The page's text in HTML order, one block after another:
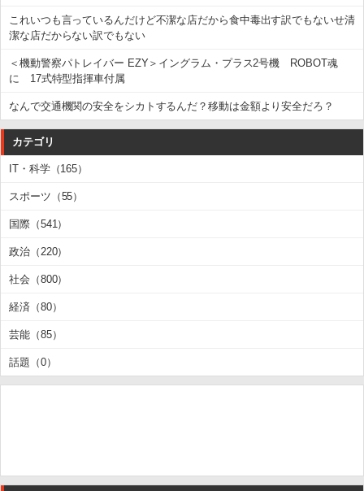
これいつも言っているんだけど不潔な店だから食中毒出す訳でもないせ清
潔な店だからない訳でもない
＜機動警察パトレイバー EZY＞イングラム・プラス2号機 ROBOT魂
に 17式特型指揮車付属
なんで交通機関の安全をシカトするんだ？移動は金額より安全だろ？
カテゴリ
IT・科学（165）
スポーツ（55）
国際（541）
政治（220）
社会（800）
経済（80）
芸能（85）
話題（0）